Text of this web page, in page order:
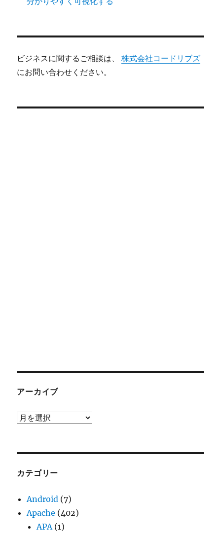
ビジネスに関するご相談は、株式会社コードリブズ
にお問い合わせください。
アーカイブ
ア
ブ
カテゴリー
Android (7)
Apache (402)
APA(1)